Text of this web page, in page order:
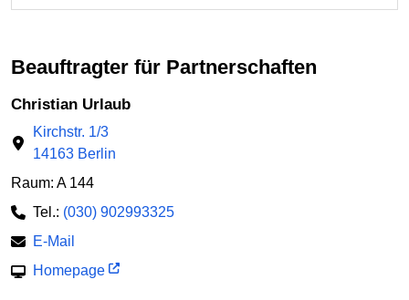
Beauftragter für Partnerschaften
Christian Urlaub
Kirchstr. 1/3
14163 Berlin
Raum: A 144
Tel.: (030) 902993325
E-Mail
Homepage